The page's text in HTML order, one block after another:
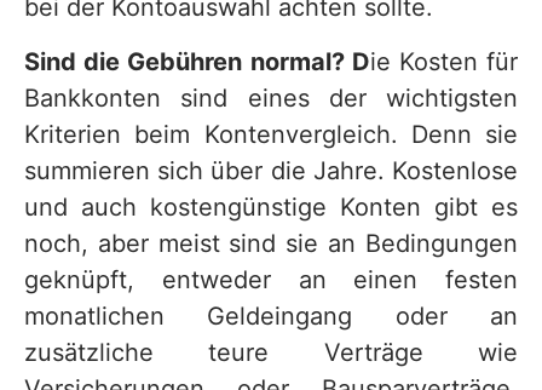
bei der Kontoauswahl achten sollte.
Sind die Gebühren normal? Die Kosten für
Bankkonten sind eines der wichtigsten
Kriterien beim Kontenvergleich. Denn sie
summieren sich über die Jahre. Kostenlose
und auch kostengünstige Konten gibt es
noch, aber meist sind sie an Bedingungen
geknüpft, entweder an einen festen
monatlichen Geldeingang oder an
zusätzliche teure Verträge wie